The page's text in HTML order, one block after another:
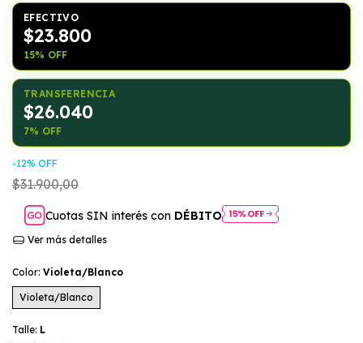
EFECTIVO
$23.800
15% OFF
TRANSFERENCIA
$26.040
7% OFF
-12% OFF
$31.900,00
Cuotas SIN interés con DÉBITO
Ver más detalles
Color: Violeta/Blanco
Violeta/Blanco
Talle: L